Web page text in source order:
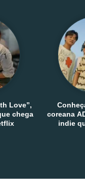
Love”,
chega
coreana
indie